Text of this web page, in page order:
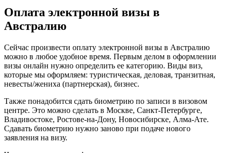
Оплата электронной визы в
Австралию
Сейчас произвести оплату электронной визы в Австралию
можно в любое удобное время. Первым делом в оформлении
визы онлайн нужно определить ее категорию. Виды виз,
которые мы оформляем: туристическая, деловая, транзитная,
невесты/жениха (партнерская), бизнес.
Также понадобится сдать биометрию по записи в визовом
центре. Это можно сделать в Москве, Санкт-Петербурге,
Владивостоке, Ростове-на-Дону, Новосибирске, Алма-Ате.
Сдавать биометрию нужно заново при подаче нового
заявления на визу.